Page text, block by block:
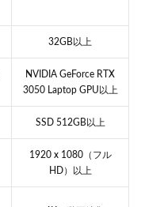
32GB以上
NVIDIA GeForce RTX
3050 Laptop GPU以上
SSD 512GB以上
1920 x 1080（フル
HD）以上